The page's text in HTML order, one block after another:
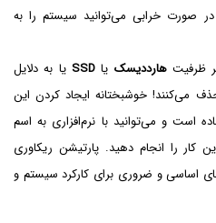
در صورت خرابی می‌توانید سیستم را به
ظرفیتهارددیسک یا SSD یا به دلایل
می‌کنند! خوشبختانه ایجاد کردن این
است و می‌توانید با نرم‌افزاری به اسم
کار را انجام دهید. پارتیشن ریکاوری
اساسی و ضروری برای کارکرد سیستم و